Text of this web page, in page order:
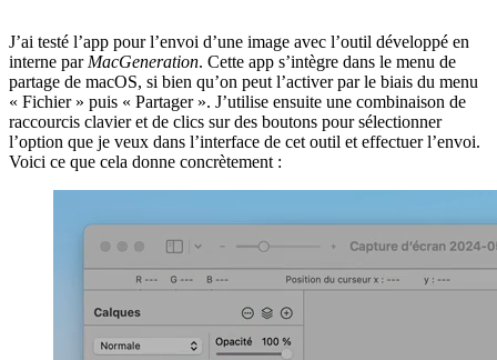
J’ai testé l’app pour l’envoi d’une image avec l’outil développé en
interne par MacGeneration. Cette app s’intègre dans le menu de
partage de macOS, si bien qu’on peut l’activer par le biais du menu
« Fichier » puis « Partager ». J’utilise ensuite une combinaison de
raccourcis clavier et de clics sur des boutons pour sélectionner
l’option que je veux dans l’interface de cet outil et effectuer l’envoi.
Voici ce que cela donne concrètement :